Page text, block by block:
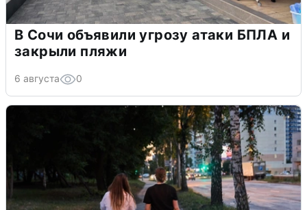
В Сочи объявили угрозу атаки БПЛА и
закрыли пляжи
6 августа 0